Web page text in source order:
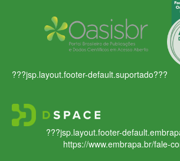
???jsp.layout.footer-default.suportado???
???jsp.layout.footer-
https://www.embrapa.br/fale-